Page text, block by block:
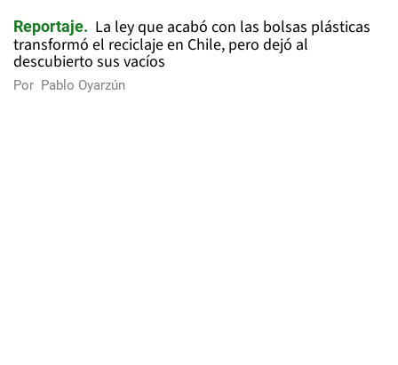
Reportaje
La ley que acabó con las bolsas plásticas
transformó el reciclaje en Chile, pero dejó al
descubierto sus vacíos
Por Pablo Oyarzún